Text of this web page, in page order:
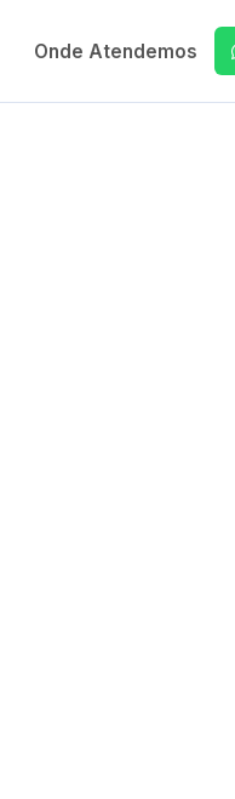
Onde Atendemos